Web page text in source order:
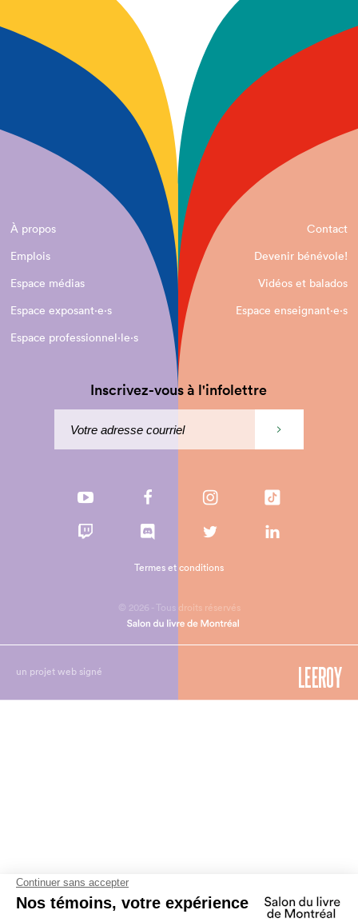
À propos
Contact
Emplois
Devenir bénévole!
Espace médias
Vidéos et balados
Espace exposant·e⋅s
Espace enseignant·e⋅s
Espace professionnel·le⋅s
Inscrivez-vous à l'infolettre
© 2026 - Tous droits réservés
Termes et conditions
un projet web signé